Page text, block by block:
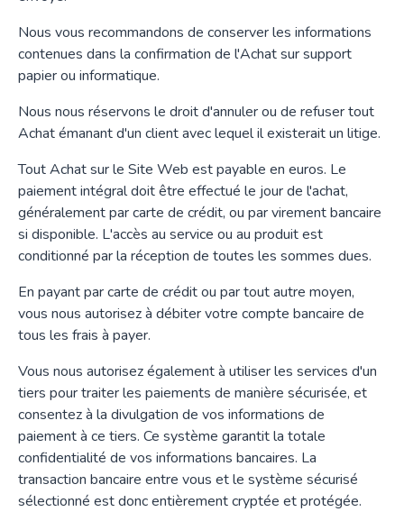
Nous vous recommandons de conserver les informations
contenues dans la confirmation de l'Achat sur support
papier ou informatique.
Nous nous réservons le droit d'annuler ou de refuser tout
Achat émanant d'un client avec lequel il existerait un litige.
Tout Achat sur le Site Web est payable en euros. Le
paiement intégral doit être effectué le jour de l'achat,
généralement par carte de crédit, ou par virement bancaire
si disponible. L'accès au service ou au produit est
conditionné par la réception de toutes les sommes dues.
En payant par carte de crédit ou par tout autre moyen,
vous nous autorisez à débiter votre compte bancaire de
tous les frais à payer.
Vous nous autorisez également à utiliser les services d'un
tiers pour traiter les paiements de manière sécurisée, et
consentez à la divulgation de vos informations de
paiement à ce tiers. Ce système garantit la totale
confidentialité de vos informations bancaires. La
transaction bancaire entre vous et le système sécurisé
sélectionné est donc entièrement cryptée et protégée.